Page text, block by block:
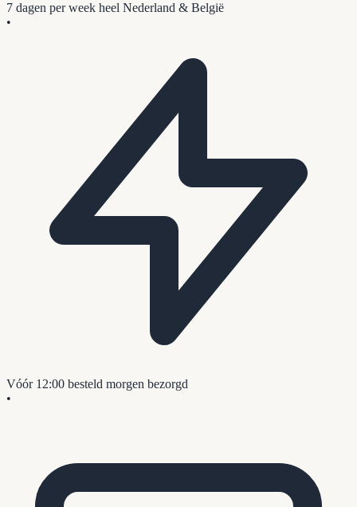
7 dagen per week heel Nederland & België
•
Vóór 12:00 besteld morgen bezorgd
•